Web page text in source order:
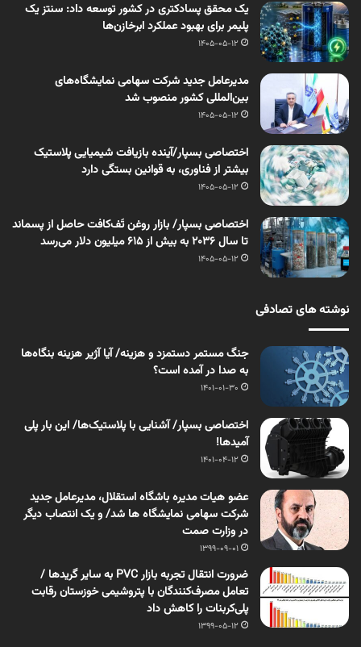
یک محقق پسادکتری در کشور توسعه داد: سنتز یک
پلیمر برای بهبود عملکرد ابرخازن‌ها
1405-05-12
مدیرعامل جدید شرکت سهامی نمایشگاه‌های
بین‌المللی کشور منصوب شد
1405-05-12
اختصاصی بسپار/آینده بازیافت شیمیایی پلاستیک
بیشتر از فناوری، به قوانین بستگی دارد
1405-05-12
اختصاصی بسپار/ بازار روغن تَف‌کافت حاصل از پسماند
تا سال ۲۰۳۶ به بیش از ۶۱۵ میلیون دلار می‌رسد
1405-05-12
نوشته های تصادفی
جنگ مستمر دستمزد و هزینه/ آیا آژیر هزینه‌ بنگاه‌ها
به صدا در آمده است؟
1401-01-30
اختصاصی بسپار/ آشنایی با پلاستیک‌‌ها/ این بار پلی
آمیدها!
1401-04-12
عضو هیات مدیره باشگاه استقلال، مدیرعامل جدید
شرکت سهامی نمایشگاه ها شد/ و یک انتصاب دیگر
در وزارت صمت
1399-09-01
ضرورت انتقال تجربه بازار PVC به سایر گریدها /
تعامل مصرف‌کنندگان با پتروشیمی خوزستان رقابت
پلی‌کربنات را کاهش داد
1399-05-12